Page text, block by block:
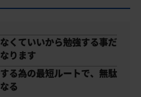
くていいから勉強する事だ
ります
る為の最短ルートで、無駄
る